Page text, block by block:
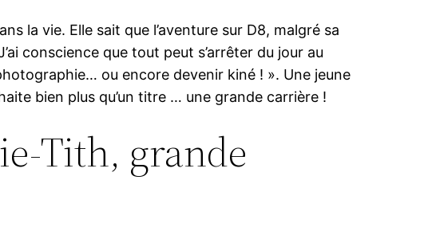
la vie. Elle sait que l’aventure sur D8, malgré sa
conscience que tout peut s’arrêter du jour au
ou encore devenir kiné ! ». Une jeune
bien plus qu’un titre … une grande carrière !
Tith, grande